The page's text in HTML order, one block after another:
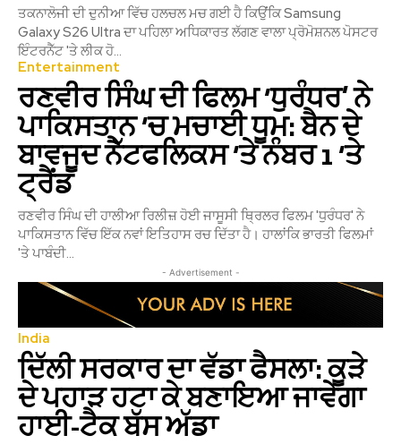
ਤਕਨਾਲੋਜੀ ਦੀ ਦੁਨੀਆ ਵਿੱਚ ਹਲਚਲ ਮਚ ਗਈ ਹੈ ਕਿਉਂਕਿ Samsung
Galaxy S26 Ultra ਦਾ ਪਹਿਲਾ ਅਧਿਕਾਰਤ ਲੱਗਣ ਵਾਲਾ ਪ੍ਰੋਮੋਸ਼ਨਲ ਪੋਸਟਰ
ਇੰਟਰਨੈੱਟ 'ਤੇ ਲੀਕ ਹੋ...
Entertainment
ਰਣਵੀਰ ਸਿੰਘ ਦੀ ਫਿਲਮ ‘ਧੁਰੰਧਰ’ ਨੇ
ਪਾਕਿਸਤਾਨ ‘ਚ ਮਚਾਈ ਧੂਮ: ਬੈਨ ਦੇ
ਬਾਵਜੂਦ ਨੈੱਟਫਲਿਕਸ ‘ਤੇ ਨੰਬਰ 1 ‘ਤੇ
ਟ੍ਰੈਂਡ
ਰਣਵੀਰ ਸਿੰਘ ਦੀ ਹਾਲੀਆ ਰਿਲੀਜ਼ ਹੋਈ ਜਾਸੂਸੀ ਥ੍ਰਿਲਰ ਫਿਲਮ 'ਧੁਰੰਧਰ' ਨੇ
ਪਾਕਿਸਤਾਨ ਵਿੱਚ ਇੱਕ ਨਵਾਂ ਇਤਿਹਾਸ ਰਚ ਦਿੱਤਾ ਹੈ। ਹਾਲਾਂਕਿ ਭਾਰਤੀ ਫਿਲਮਾਂ
'ਤੇ ਪਾਬੰਦੀ...
- Advertisement -
India
ਦਿੱਲੀ ਸਰਕਾਰ ਦਾ ਵੱਡਾ ਫੈਸਲਾ: ਕੂੜੇ
ਦੇ ਪਹਾੜ ਹਟਾ ਕੇ ਬਣਾਇਆ ਜਾਵੇਗਾ
ਹਾਈ-ਟੈਕ ਬੱਸ ਅੱਡਾ